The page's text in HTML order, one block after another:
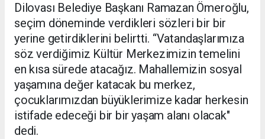
Dilovası Belediye Başkanı Ramazan Ömeroğlu,
seçim döneminde verdikleri sözleri bir bir
yerine getirdiklerini belirtti. “Vatandaşlarımıza
söz verdiğimiz Kültür Merkezimizin temelini
en kısa sürede atacağız. Mahallemizin sosyal
yaşamına değer katacak bu merkez,
çocuklarımızdan büyüklerimize kadar herkesin
istifade edeceği bir bir yaşam alanı olacak"
dedi.